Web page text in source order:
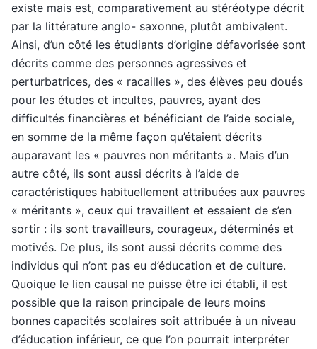
existe mais est, comparativement au stéréotype décrit
par la littérature anglo- saxonne, plutôt ambivalent.
Ainsi, d’un côté les étudiants d’origine défavorisée sont
décrits comme des personnes agressives et
perturbatrices, des « racailles », des élèves peu doués
pour les études et incultes, pauvres, ayant des
difficultés financières et bénéficiant de l’aide sociale,
en somme de la même façon qu’étaient décrits
auparavant les « pauvres non méritants ». Mais d’un
autre côté, ils sont aussi décrits à l’aide de
caractéristiques habituellement attribuées aux pauvres
« méritants », ceux qui travaillent et essaient de s’en
sortir : ils sont travailleurs, courageux, déterminés et
motivés. De plus, ils sont aussi décrits comme des
individus qui n’ont pas eu d’éducation et de culture.
Quoique le lien causal ne puisse être ici établi, il est
possible que la raison principale de leurs moins
bonnes capacités scolaires soit attribuée à un niveau
d’éducation inférieur, ce que l’on pourrait interpréter